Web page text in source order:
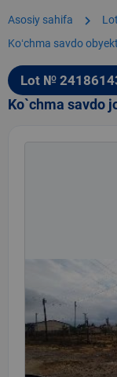
Asosiy sahifa chevron_right
Koʻchma savdo
Lot №
Ko`chma savdo